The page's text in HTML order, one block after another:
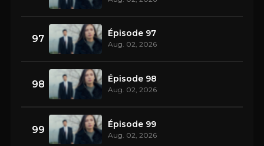
97 Épisode 97
Aug. 02, 2026
98 Épisode 98
Aug. 02, 2026
99 Épisode 99
Aug. 02, 2026